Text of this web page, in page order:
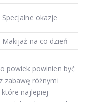
Specjalne okazje
Makijaż na co dzień
powiek powinien być
zabawę różnymi
najlepiej